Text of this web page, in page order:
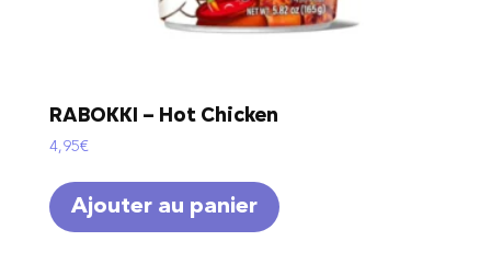
RABOKKI – Hot Chicken
4,95€
Ajouter au panier